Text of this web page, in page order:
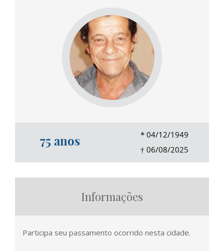
75 anos
*04/12/1949
† 06/08/2025
Informações
Participa seu passamento ocorrido nesta cidade.